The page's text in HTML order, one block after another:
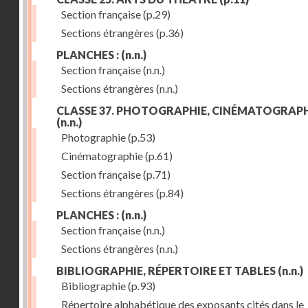
Section française(p.29)
Sections étrangères (p.36)
PLANCHES : (n.n.)
Section française(n.n.)
Sections étrangères (n.n.)
CLASSE 37. PHOTOGRAPHIE,
(n.n.)
Photographie(p.53)
Cinématographie(p.61)
Section française(p.71)
Sections étrangères (p.84)
PLANCHES : (n.n.)
Section française(n.n.)
Sections étrangères (n.n.)
BIBLIOGRAPHIE, RÉPERTOIRE ET TABLES (n.n.)
Bibliographie(p.93)
Répertoire alphabétique des exposants cités dans le